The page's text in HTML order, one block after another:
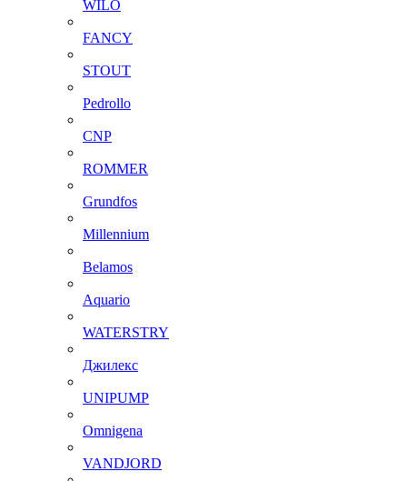
WILO
FANCY
STOUT
Pedrollo
CNP
ROMMER
Grundfos
Millennium
Belamos
Aquario
WATERSTRY
Джилекс
UNIPUMP
Omnigena
VANDJORD